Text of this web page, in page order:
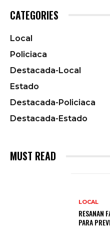
CATEGORIES
Local
Policiaca
Destacada-Local
Estado
Destacada-Policiaca
Destacada-Estado
MUST READ
LOCAL
RESANAN
PARA